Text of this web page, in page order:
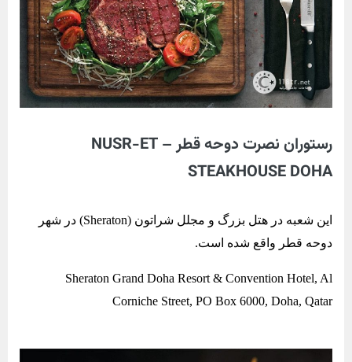
رستوران نصرت دوحه قطر – NUSR-ET
STEAKHOUSE DOHA
این شعبه در هتل بزرگ و مجلل شراتون (Sheraton) در شهر
دوحه قطر واقع شده است.
Sheraton Grand Doha Resort & Convention Hotel, Al
Corniche Street, PO Box 6000, Doha, Qatar